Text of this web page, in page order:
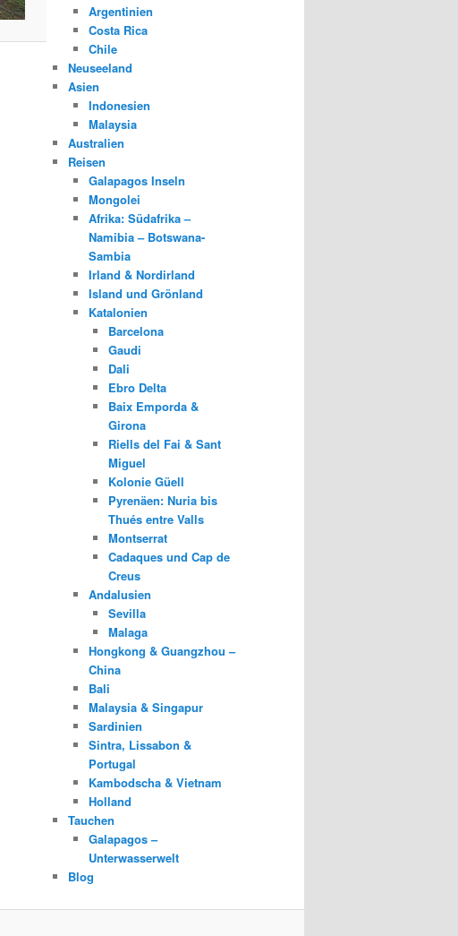
Argentinien
Costa Rica
Chile
Neuseeland
Asien
Indonesien
Malaysia
Australien
Reisen
Galapagos Inseln
Mongolei
Afrika: Südafrika –
Namibia – Botswana-
Sambia
Irland & Nordirland
Island und Grönland
Katalonien
Barcelona
Gaudi
Dali
Ebro Delta
Baix Emporda &
Girona
Riells del Fai & Sant
Miguel
Kolonie Güell
Pyrenäen: Nuria bis
Thués entre Valls
Montserrat
Cadaques und Cap de
Creus
Andalusien
Sevilla
Malaga
Hongkong & Guangzhou –
China
Bali
Malaysia & Singapur
Sardinien
Sintra, Lissabon &
Portugal
Kambodscha & Vietnam
Holland
Tauchen
Galapagos –
Unterwasserwelt
Blog